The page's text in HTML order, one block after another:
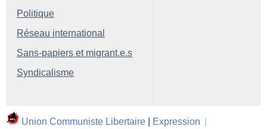
Politique
Réseau international
Sans-papiers et migrant.e.s
Syndicalisme
Union Communiste Libertaire Expression